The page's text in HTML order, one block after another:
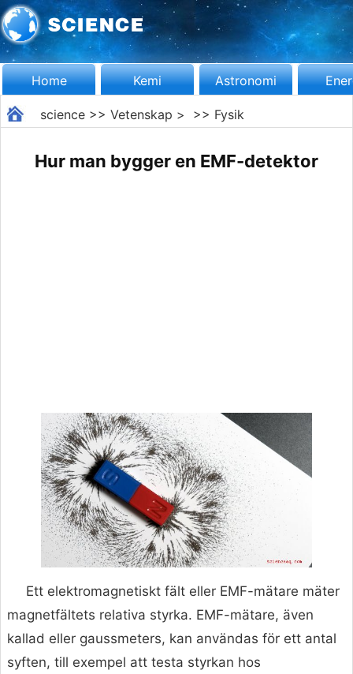
Home Kemi Astronomi
science>> Vetenskap > >> Fysik
Hur man bygger en EMF-detektor
Ett elektromagnetiskt fält eller EMF-mätare mäter
magnetfältets relativa styrka. EMF-mätare, även
kallad eller gaussmeters, kan användas för ett antal
syften, till exempel att testa styrkan hos